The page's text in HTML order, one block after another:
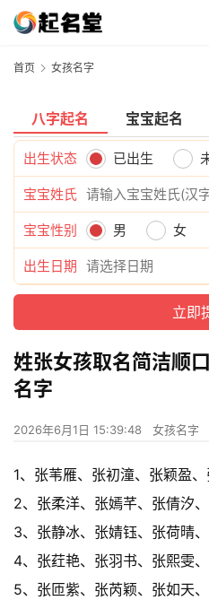
首页 女孩名字
八字起名 宝宝起名
出生状态 已出生
宝宝姓氏
宝宝性别 男 女
出生日期
姓张女孩取名简洁顺
名字
2026年6月1日 15:39:48 女孩名字
1、张苇雁、张初潼、张颖盈
2、张柔洋、张嫣芊、张倩汐
3、张静冰、张婧钰、张荷晴
4、张荭艳、张羽书、张熙雯
5、张匝紫、张芮颖、张如天